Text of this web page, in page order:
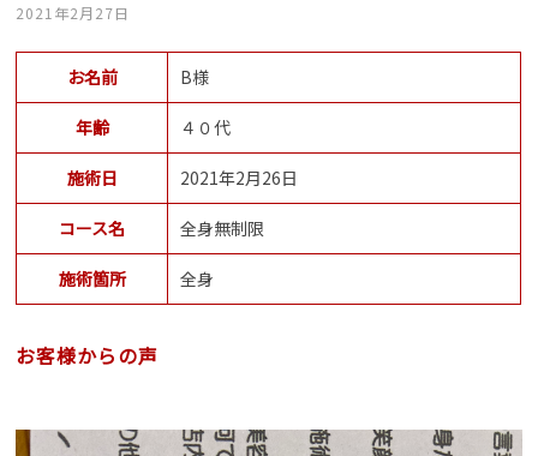
2021年2月27日
お名前 B様
年齢 ４０代
施術日 2021年2月26日
コース名 全身無制限
施術箇所 全身
お客様からの声